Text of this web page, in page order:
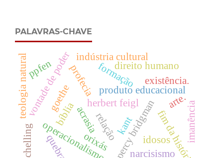
PALAVRAS-CHAVE
kant
herbert feigl
bíblia
profecia produto educacional
relação
vontade de poder
acrasia
formação
indústria cultural
operacionalismopercy bridgmanfim da história
idosos
arte.
schelling
teologia natural existência.
direito humano
goethe
imanência
narcisismo
quebra
ppfen
orixás